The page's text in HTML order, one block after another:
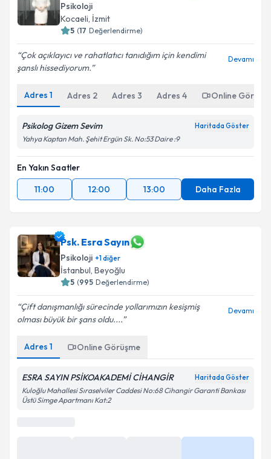
Psikoloji
Kocaeli, İzmit
5 (17 Değerlendirme)
Çok açıklayıcı ve rahatlatıcı tanıdığım için kendimi
şanslı hissediyorum.
Devamı
Adres 1 Adres 2 Adres 3 Adres 4 Online
Psikolog Gizem Sevim Haritada Göster
Yahya Kaptan Mah. Şehit Ergün Sk. No:53 Daire :9
En Yakın Saatler
11:00
12:00 13:00 Daha Fazla
Psk. Esra Sayın
Psikoloji +1diğer
İstanbul, Beyoğlu
5 (995 Değerlendirme)
Çift danışmanlığı sürecinde yollarımızın kesişmiş
olması büyük bir şans oldu....
Devamı
Adres 1 Online Görüşme
ESRA SAYIN PSİKOAKADEMİ CİHANGİR Haritada Göster
Kuloğlu Mahallesi Sıraselviler Caddesi No:68 Cihangir Garanti Bankası
Üstü Simge Apartmanı Kat:2